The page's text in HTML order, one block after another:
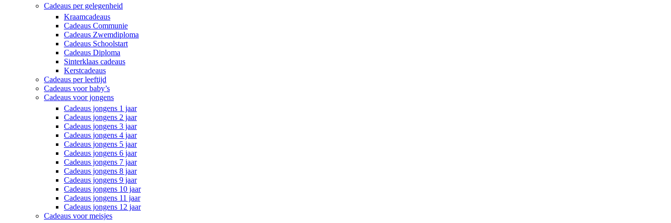
Cadeaus per gelegenheid
Kraamcadeaus
Cadeaus Communie
Cadeaus Zwemdiploma
Cadeaus Schoolstart
Cadeaus Diploma
Sinterklaas cadeaus
Kerstcadeaus
Cadeaus per leeftijd
Cadeaus voor baby’s
Cadeaus voor jongens
Cadeaus jongens 1 jaar
Cadeaus jongens 2 jaar
Cadeaus jongens 3 jaar
Cadeaus jongens 4 jaar
Cadeaus jongens 5 jaar
Cadeaus jongens 6 jaar
Cadeaus jongens 7 jaar
Cadeaus jongens 8 jaar
Cadeaus jongens 9 jaar
Cadeaus jongens 10 jaar
Cadeaus jongens 11 jaar
Cadeaus jongens 12 jaar
Cadeaus voor meisjes